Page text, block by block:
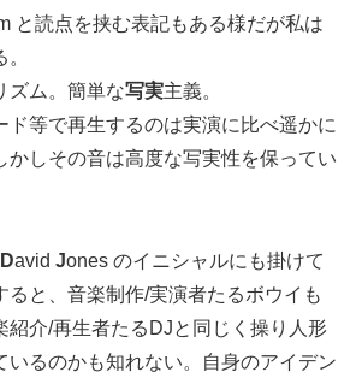
と読点を挟む表記もある様だが私は
ズム。簡単な写実主義。
ド等で再生するのは実演に比べ遥かに
かしその音は高度な写実性を保ってい
David Jones のイニシャルにも掛けて
ると、音楽制作/実演者たるボウイも
紹介/再生者たるDJと同じく操り人形
いるのかも知れない。自身のアイデン